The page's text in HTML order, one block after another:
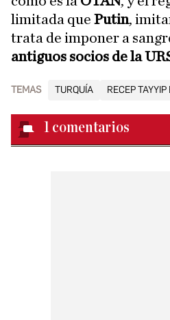
limitada que Putin,
trata de imponer a
antiguos socios de la
TEMAS TURQUÍA RECEP
1 comentarios